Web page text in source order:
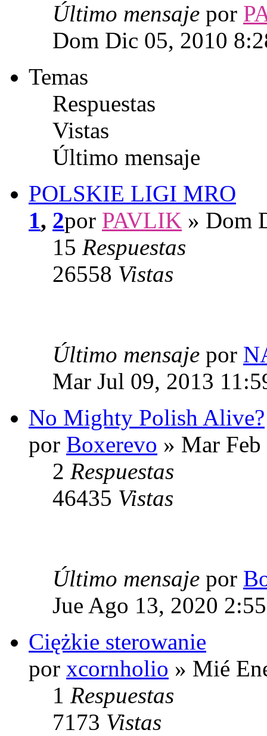
Último mensaje por
Dom Dic 05, 2010
Temas
Respuestas
Vistas
Último mensaje
POLSKIE LIGI MRO
1, 2por PAVLIK » Dom
15 Respuestas
26558 Vistas
Último mensaje por
Mar Jul 09, 2013
No Mighty Polish Alive?
por Boxerevo » Mar
2 Respuestas
46435 Vistas
Último mensaje por
Jue Ago 13, 2020
Ciężkie sterowanie
por xcornholio » Mié
1 Respuestas
7173 Vistas